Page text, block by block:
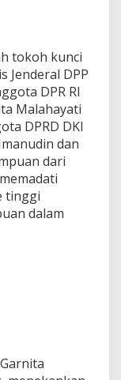
tokoh kunci
Jenderal DPP
DPR RI
Malahayati
DPRD DKI
dan
dari
tinggi
dalam